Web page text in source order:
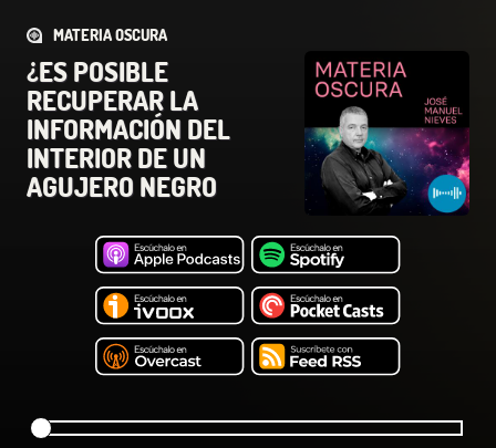
MATERIA OSCURA
¿ES POSIBLE
RECUPERAR LA
INFORMACIÓN DEL
INTERIOR DE UN
AGUJERO NEGRO